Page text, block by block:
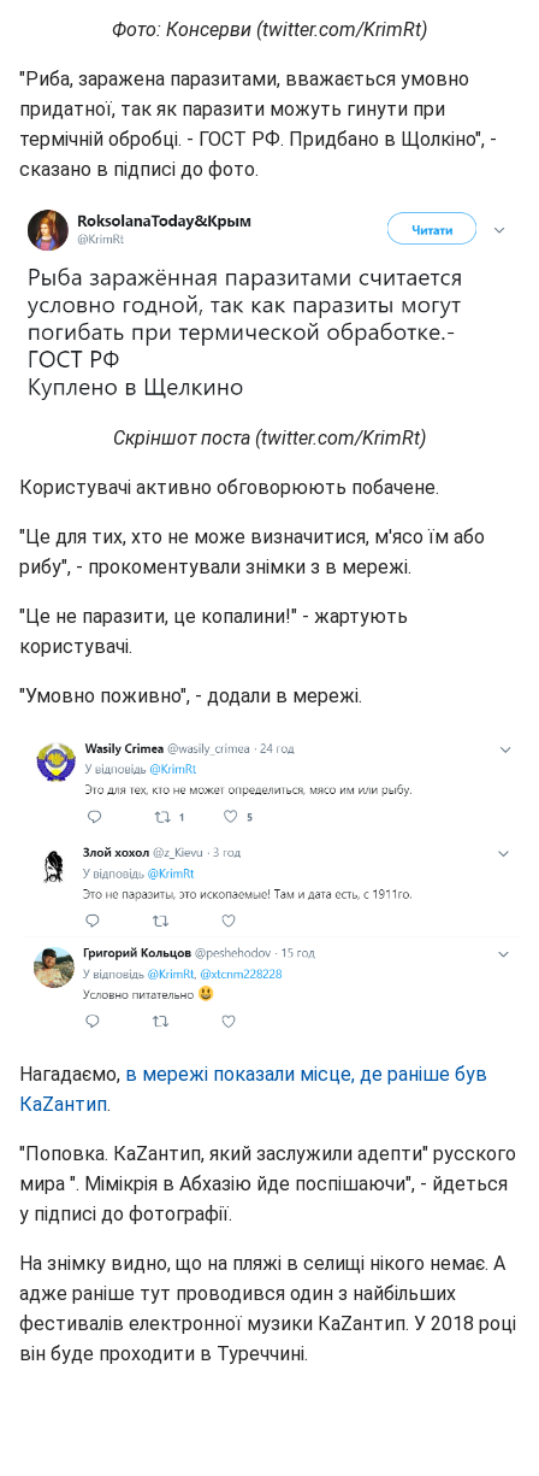
Фото: Консерви (twitter.com/KrimRt)
"Риба, заражена паразитами, вважається умовно
придатної, так як паразити можуть гинути при
термічній обробці. - ГОСТ РФ. Придбано в Щолкіно", -
сказано в підписі до фото.
Скріншот поста (twitter.com/KrimRt)
Користувачі активно обговорюють побачене.
"Це для тих, хто не може визначитися, м'ясо їм або
рибу", - прокоментували знімки з в мережі.
"Це не паразити, це копалини!" - жартують
користувачі.
"Умовно поживно", - додали в мережі.
Нагадаємо, в мережі показали місце, де раніше був
КаZантип.
"Поповка. КаZантип, який заслужили адепти" русского
мира ". Мімікрія в Абхазію йде поспішаючи", - йдеться
у підписі до фотографії.
На знімку видно, що на пляжі в селищі нікого немає. А
адже раніше тут проводився один з найбільших
фестивалів електронної музики КаZантип. У 2018 році
він буде проходити в Туреччині.